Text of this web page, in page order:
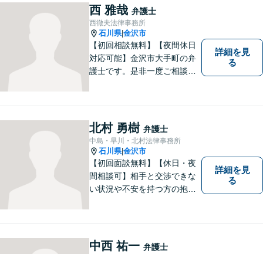
るように、努めてまいりま
す。お困りの際は、お気軽に
ご相談を！【お子様連れ可】
西 雅哉 弁護士
西徹夫法律事務所
石川県|金沢市
【初回相談無料】【夜間休日
対応可能】金沢市大手町の弁
護士です。是非一度ご相談く
詳細を見
る
北村 勇樹 弁護士
中島・早川・北村法律事務所
石川県|金沢市
【初回面談無料】【休日・夜
間相談可】相手と交渉できな
い状況や不安を持つ方の抱え
す。悩んでいる人は、一度弁
護士に話を聞いてもらうこと
詳細を見
る
中西 祐一 弁護士